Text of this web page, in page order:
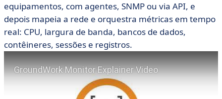
equipamentos, com agentes, SNMP ou via API, e
depois mapeia a rede e orquestra métricas em tempo
real: CPU, largura de banda, bancos de dados,
contêineres, sessões e registros.